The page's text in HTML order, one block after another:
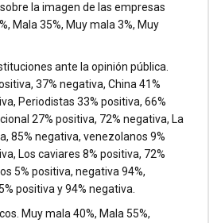
la imagen de las empresas
Mala 35%, Muy mala 3%, Muy
ante la opinión pública.
37% negativa, China 41%
Periodistas 33% positiva, 66%
27% positiva, 72% negativa, La
85% negativa, venezolanos 9%
Los caviares 8% positiva, 72%
5% positiva, negativa 94%,
positiva y 94% negativa.
Muy mala 40%, Mala 55%,